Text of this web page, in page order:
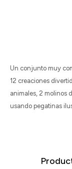
Un conjunto muy
12 creaciones
animales, 2 molinos
usando pegatinas